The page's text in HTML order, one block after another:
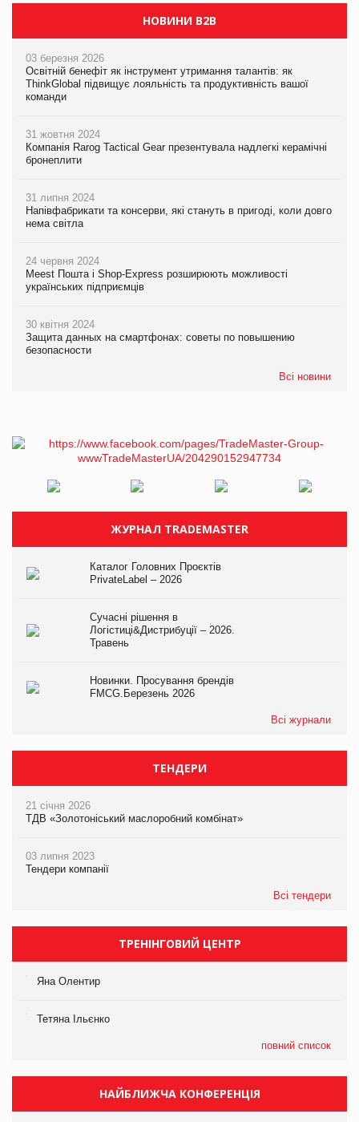
НОВИНИ B2B
03 березня 2026
Освітній бенефіт як інструмент утримання талантів: як
ThinkGlobal підвищує лояльність та продуктивність вашої
команди
31 жовтня 2024
Компанія Rarog Tactical Gear презентувала надлегкі керамічні
бронеплити
31 липня 2024
Напівфабрикати та консерви, які стануть в пригоді, коли довго
нема світла
24 червня 2024
Meest Пошта і Shop-Express розширюють можливості
українських підприємців
30 квітня 2024
Защита данных на смартфонах: советы по повышению
безопасности
Всі новини
ЖУРНАЛ TRADEMASTER
Каталог Головних Проєктів
PrivateLabel – 2026
Сучасні рішення в
Логістиці&Дистрибуції – 2026.
Травень
Новинки. Просування брендів
FMCG.Березень 2026
Всі журнали
ТЕНДЕРИ
21 січня 2026
ТДВ «Золотоніський маслоробний комбінат»
03 липня 2023
Тендери компанії
Всі тендери
ТРЕНІНГОВИЙ ЦЕНТР
Яна Олентир
Тетяна Ільєнко
повний список
НАЙБЛИЖЧА КОНФЕРЕНЦІЯ